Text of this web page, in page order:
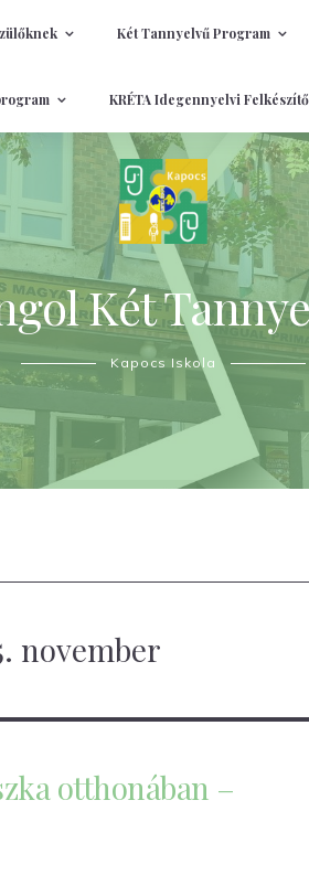
Két
Kapocs Iskola
Két Tannyelvű Program
KRÉTA Idegennyelvi
november
otthonában –